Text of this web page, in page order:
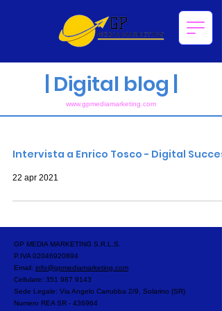
Digital blog |
www.gpmediamarketing.com
Intervista a Enrico Tosco - Digital
22 apr 2021
GP MEDIA MARKETING S.R.L.S.
P.IVA 02046920894
Email: info@gpmediamarketing.com
Cellulare: 351 987 9143
Sede Legale: Via Angelo Carrubba 2/9, Solarino (SR)
Numero REA SR - 436964